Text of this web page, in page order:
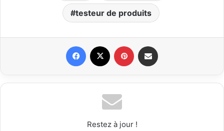
testeur de produits
Restez à jour !